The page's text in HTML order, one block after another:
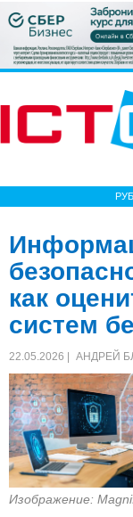
как
систем
22.05.2026 | АНДРЕЙ
Изображение: